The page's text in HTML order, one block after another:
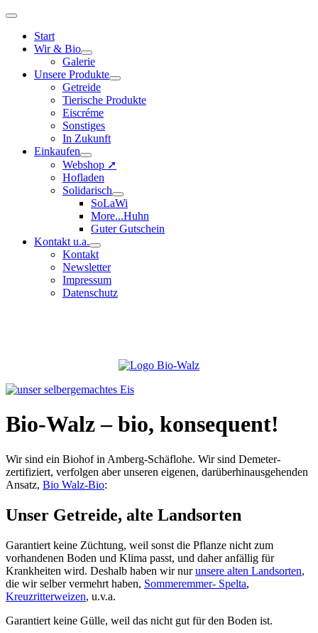
Start
Wir & Bio
Galerie
Unsere Produkte
Getreide
Tierische Produkte
Eiscréme
Sonstiges
In Zukunft
Einkaufen
Webshop ➚
Hofladen
Solidarisch
SoLaWi
More...Huhn
Guter Gutschein
Kontakt u.a.
Kontakt
Newsletter
Impressum
Datenschutz
Bio-Walz – bio, konsequent!
Wir sind ein Biohof in Amberg-Schäflohe. Wir sind Demeter-
zertifiziert, verfolgen aber unseren eigenen, darüberhinausgehenden
Ansatz, Bio Walz-Bio:
Unser Getreide, alte Landsorten
Garantiert keine Züchtung, weil sonst die Pflanze nicht zum
vorhandenen Boden und Klima passt, und daher anfällig für
Krankheiten wird. Deshalb haben wir nurunsere alten Landsorten,
die wir selber vermehrt haben, Sommeremmer- Spelta,
Kreuzritterweizen, u.v.a.
Garantiert keine Gülle, weil das nicht gut für den Boden ist.